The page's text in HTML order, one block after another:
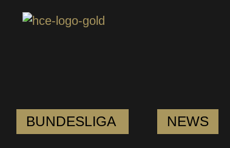
BUNDESLIGA NEWS